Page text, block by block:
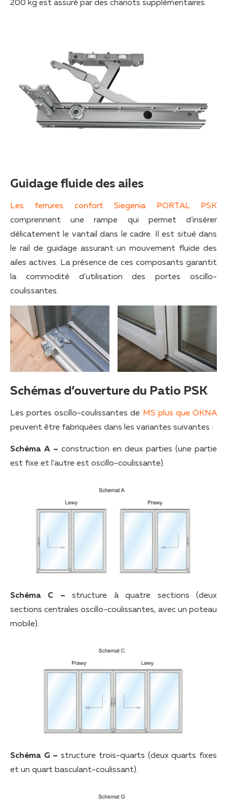
200 kg est assuré par des chariots supplémentaires.
Guidage fluide des ailes
Les ferrures confort Siegenia PORTAL PSK
comprennent une rampe qui permet d’insérer
délicatement le vantail dans le cadre. Il est situé dans
le rail de guidage assurant un mouvement fluide des
ailes actives. La présence de ces composants garantit
la commodité d’utilisation des portes oscillo-
coulissantes.
Schémas d’ouverture du Patio PSK
Les portes oscillo-coulissantes de MS plus que OKNA
peuvent être fabriquées dans les variantes suivantes :
Schéma A – construction en deux parties (une partie
est fixe et l’autre est oscillo-coulissante).
Schéma C – structure à quatre sections (deux
sections centrales oscillo-coulissantes, avec un poteau
mobile).
Schéma G – structure trois-quarts (deux quarts fixes
et un quart basculant-coulissant).